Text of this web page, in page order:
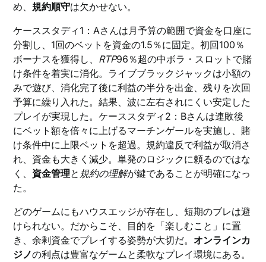
め、規約順守は欠かせない。
ケーススタディ1：Aさんは月予算の範囲で資金を口座に
分割し、1回のベットを資金の1.5％に固定。初回100％
ボーナスを獲得し、 RTP96％超の中ボラ・スロットで賭
け条件を着実に消化。ライブブラックジャックは小額の
みで遊び、消化完了後に利益の半分を出金、残りを次回
予算に繰り入れた。結果、波に左右されにくい安定した
プレイが実現した。ケーススタディ2：Bさんは連敗後
にベット額を倍々に上げるマーチンゲールを実施し、賭
け条件中に上限ベットを超過。規約違反で利益が取消さ
れ、資金も大きく減少。単発のロジックに頼るのではな
く、 資金管理と 規約の理解が鍵であることが明確になっ
た。
どのゲームにもハウスエッジが存在し、短期のブレは避
けられない。だからこそ、目的を「楽しむこと」に置
き、余剰資金でプレイする姿勢が大切だ。 オンラインカ
ジノの利点は豊富なゲームと柔軟なプレイ環境にある。